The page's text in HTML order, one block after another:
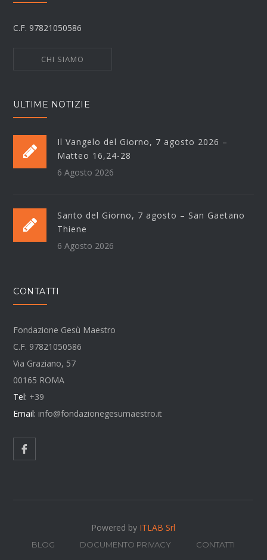
C.F. 97821050586
CHI SIAMO
ULTIME NOTIZIE
Il Vangelo del Giorno, 7 agosto 2026 –
Matteo 16,24-28
6 Agosto 2026
Santo del Giorno, 7 agosto – San Gaetano
Thiene
6 Agosto 2026
CONTATTI
Fondazione Gesù Maestro
C.F. 97821050586
Via Graziano, 57
00165 ROMA
Tel: +39
Email: info@fondazionegesumaestro.it
Powered by ITLAB Srl
BLOG DOCUMENTO PRIVACY CONTATTI